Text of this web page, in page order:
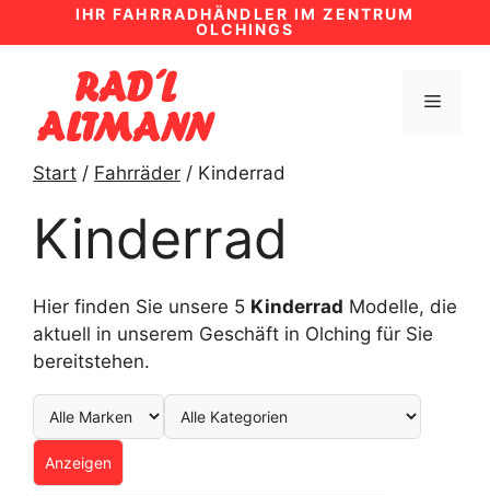
Inhalt
IHR FAHRRADHÄNDLER IM ZENTRUM
OLCHINGS
MENÜ
Start / Fahrräder / Kinderrad
Kinderrad
Hier finden Sie unsere 5 Kinderrad Modelle, die
aktuell in unserem Geschäft in Olching für Sie
bereitstehen.
Anzeigen